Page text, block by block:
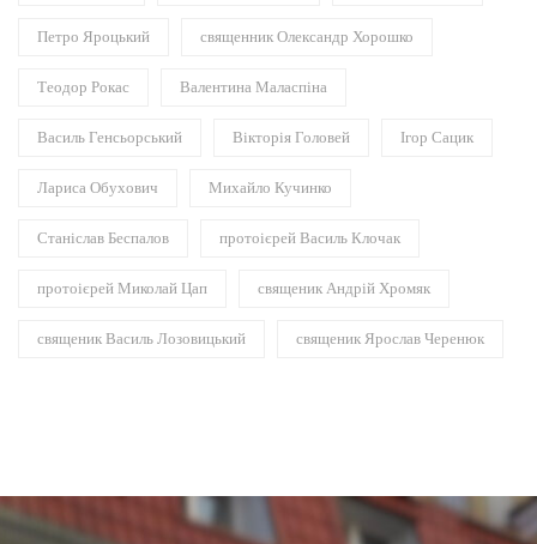
Петро Яроцький священник Олександр Хорошко
Теодор Рокас Валентина Маласпіна
Василь Генсьорський Вікторія Головей Ігор Сацик
Лариса Обухович Михайло Кучинко
Станіслав Беспалов протоієрей Василь Клочак
протоієрей Миколай Цап священик Андрій Хромяк
священик Василь Лозовицький священик Ярослав Черенюк